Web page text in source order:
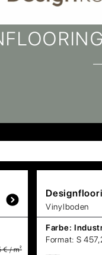
€ / m²
Vinylboden
Farbe:
Format: S